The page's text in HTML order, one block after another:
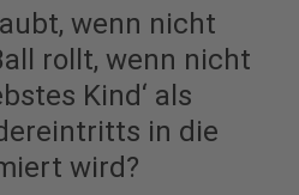
wenn nicht
rollt, wenn nicht
Kind‘ als
in die
wird?